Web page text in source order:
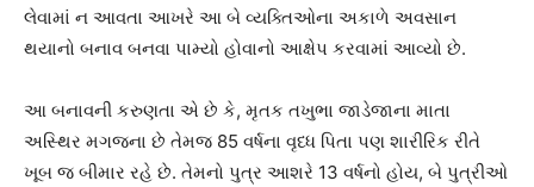
લેવામાં ન આવતા આખરે આ બે વ્યક્તિઓના અકાળે અવસાન
થયાનો બનાવ બનવા પામ્યો હોવાનો આક્ષેપ કરવામાં આવ્યો છે.
આ બનાવની કરુણતા એ છે કે, મૃતક તખુભા જાડેજાના માતા
અસ્થિર મગજના છે તેમજ 85 વર્ષના વૃધ્ધ પિતા પણ શારીરિક રીતે
ખૂબ જ બીમાર રહે છે. તેમનો પુત્ર આશરે 13 વર્ષનો હોય, બે પુત્રીઓ